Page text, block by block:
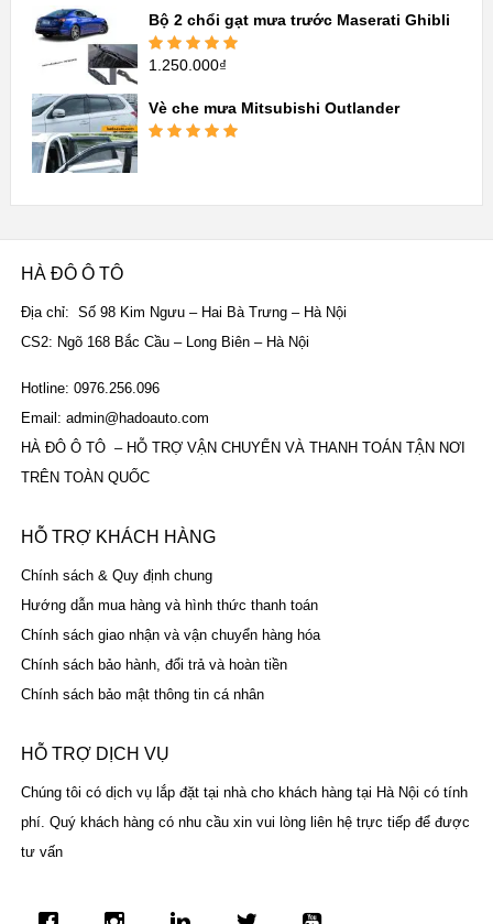
Bộ 2 chổi gạt mưa trước Maserati Ghibli
Được xếp
1.250.000₫
Vè che mưa Mitsubishi Outlander
HÀ ĐÔ Ô TÔ
Địa chỉ: Số 98 Kim Ngưu – Hai Bà Trưng – Hà Nội
CS2: Ngõ 168 Bắc Cầu – Long Biên – Hà Nội
Hotline: 0976.256.096
Email: admin@hadoauto.com
HÀ ĐÔ Ô TÔ – HỖ TRỢ VẬN CHUYỂN VÀ THANH TOÁN TẬN NƠI
TRÊN TOÀN QUỐC
HỖ TRỢ KHÁCH HÀNG
Chính sách & Quy định chung
Hướng dẫn mua hàng và hình thức thanh toán
Chính sách giao nhận và vận chuyển hàng hóa
Chính sách bảo hành, đổi trả và hoàn tiền
Chính sách bảo mật thông tin cá nhân
HỖ TRỢ DỊCH VỤ
Chúng tôi có dịch vụ lắp đặt tại nhà cho khách hàng tại Hà Nội có tính
phí. Quý khách hàng có nhu cầu xin vui lòng liên hệ trực tiếp để được
tư vấn